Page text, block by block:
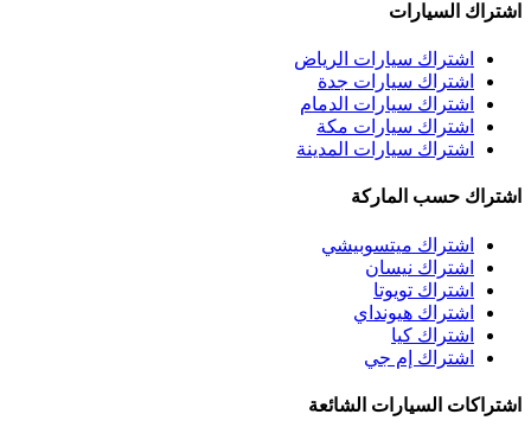
اشتراك السيارات
اشتراك سيارات الرياض
اشتراك سيارات جدة
اشتراك سيارات الدمام
اشتراك سيارات مكة
اشتراك سيارات المدينة
اشتراك حسب الماركة
اشتراك ميتسوبيشي
اشتراك نيسان
اشتراك تويوتا
اشتراك هيونداي
اشتراك كيا
اشتراك إم جي
اشتراكات السيارات الشائعة